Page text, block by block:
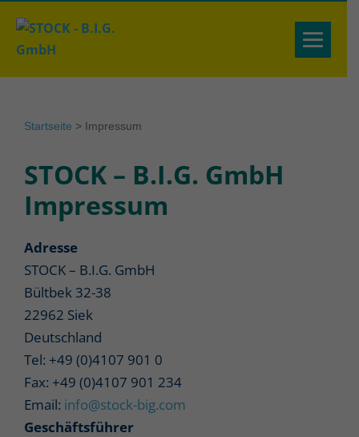
Startseite > Impressum
STOCK – B.I.G. GmbH
Impressum
Adresse
STOCK – B.I.G. GmbH
Bültbek 32-38
22962 Siek
Deutschland
Tel: +49 (0)4107 901 0
Fax: +49 (0)4107 901 234
Email: info@stock-big.com
Geschäftsführer